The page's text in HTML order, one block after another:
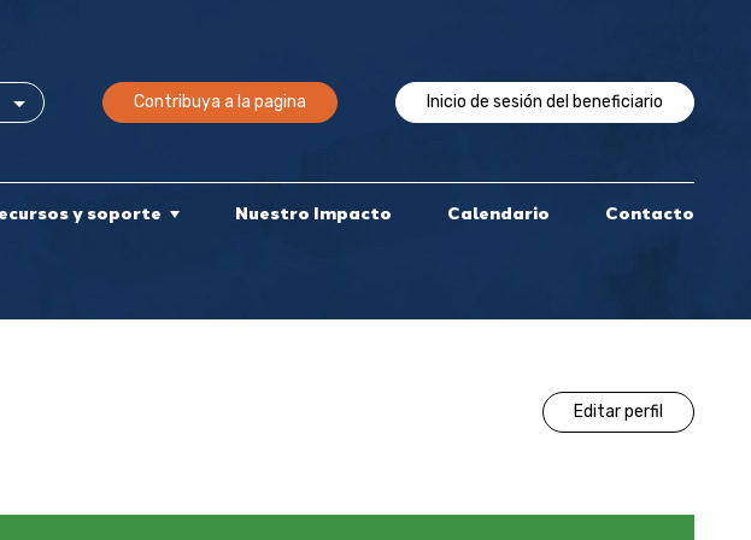
Contribuya a la pagina Inicio de sesión del beneficiario
y soporte Nuestro Impacto Calendario Contacto
Editar perfil